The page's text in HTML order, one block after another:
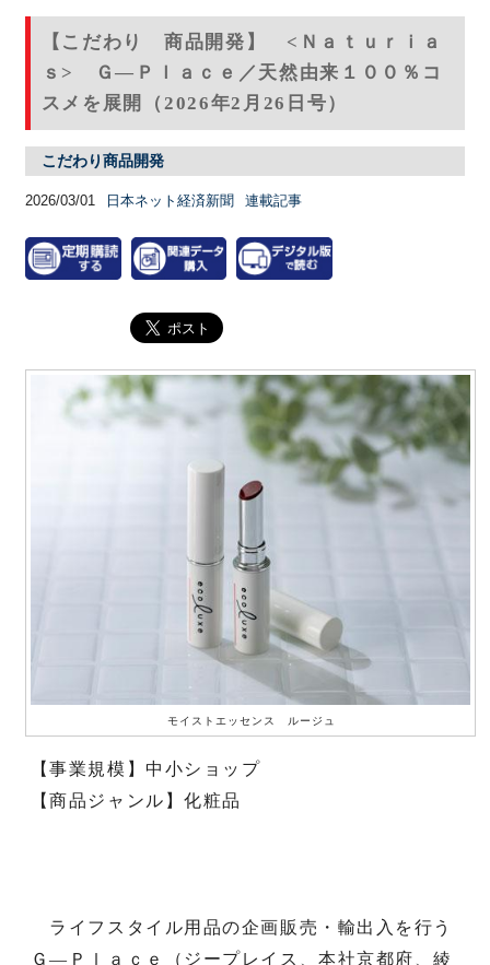
【こだわり 商品開発】 <Ｎａｔｕｒｉａ
ｓ> Ｇ―Ｐｌａｃｅ／天然由来１００％コ
スメを展開（2026年2月26日号）
こだわり商品開発
2026/03/01 日本ネット経済新聞 連載記事
モイストエッセンス ルージュ
【事業規模】中小ショップ
【商品ジャンル】化粧品
ライフスタイル用品の企画販売・輸出入を行う
Ｇ―Ｐｌａｃｅ（ジープレイス、本社京都府、綾